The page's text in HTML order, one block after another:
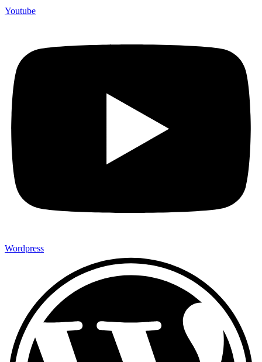
Youtube
Wordpress